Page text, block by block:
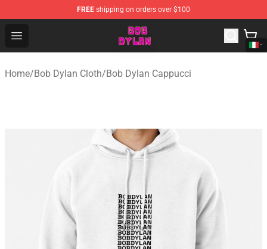
FREE shipping on orders over $100
Open menu
Bob Dylan Store - Official Bob Dylan Merchandise Shop
Home/Bob Dylan Cloth/Bob Dylan Cappucci